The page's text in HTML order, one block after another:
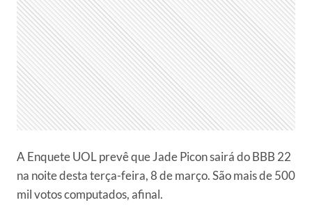
A Enquete UOL prevê que Jade Picon sairá do BBB 22
na noite desta terça-feira, 8 de março. São mais de 500
mil votos computados, afinal.